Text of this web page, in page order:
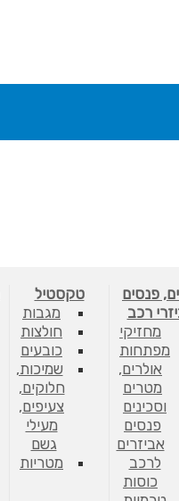
פנסים
רכב
מחזיקי
מפתחות
אולרים,
מטרים
וסכינים
פנסים
אביזרים
לרכב
כוסות
טקסטיל
מגבות
חולצות
כובעים
שמיכות,
חלוקים,
צעיפים,
מעילי
גשם
מטריות